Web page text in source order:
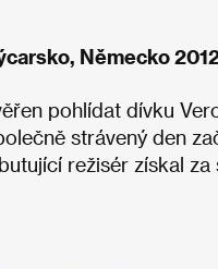
Německo
pohlídat dívku
strávený den
režisér získal